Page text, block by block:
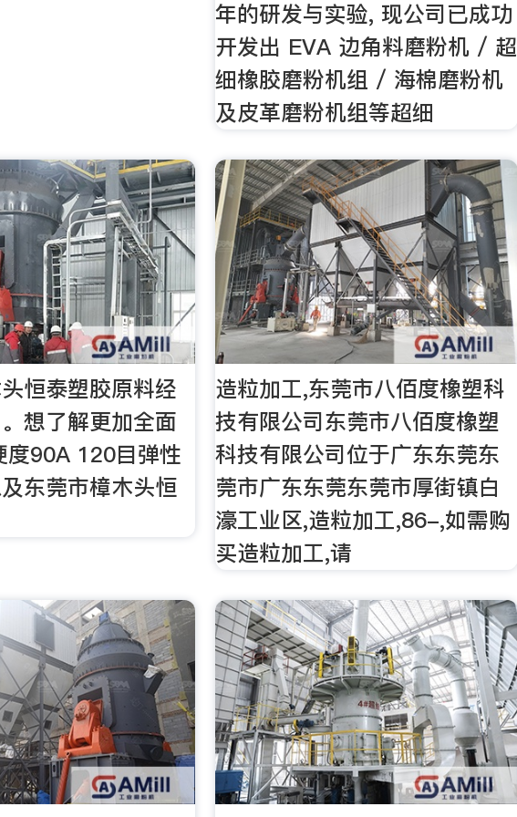
年的研发与实验, 现公司已成功
开发出 EVA 边角料磨粉机 / 超
细橡胶磨粉机组 / 海棉磨粉机
及皮革磨粉机组等超细
恒泰塑胶原料经
想了解更加全面
度90A 120目弹性
东莞市樟木头恒
造粒加工,东莞市八佰度橡塑科
技有限公司东莞市八佰度橡塑
科技有限公司位于广东东莞东
莞市广东东莞东莞市厚街镇白
濠工业区,造粒加工,86-,如需购
买造粒加工,请